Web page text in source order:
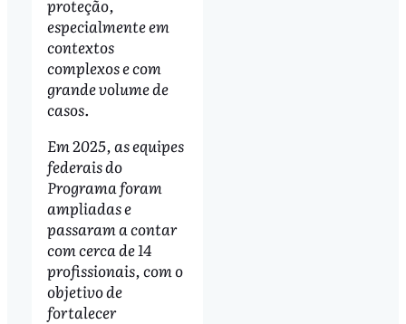
proteção,
especialmente em
contextos
complexos e com
grande volume de
casos.
Em 2025, as equipes
federais do
Programa foram
ampliadas e
passaram a contar
com cerca de 14
profissionais, com o
objetivo de
fortalecer